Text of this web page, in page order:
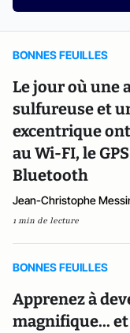
BONNES FEUILLES
Le jour où une
sulfureuse et
excentrique
au Wi-FI, le
Bluetooth
Jean-Christophe
1 min de lecture
BONNES FEUILLES
Apprenez à
magnifique...